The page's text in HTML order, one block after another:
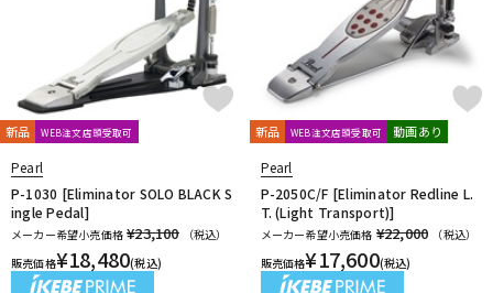
新品 WEB注文店頭受取可
Pearl
P-1030 [Eliminator SOLO BLACK S
ingle Pedal]
メーカー希望小売価格 ¥23,100
（税込）
販売価格¥18,480(税込)
新品 WEB注文店頭受取可 動画あり
Pearl
P-2050C/F [Eliminator Redline L.
T. (Light Transport)]
メーカー希望小売価格 ¥22,000
（税込）
販売価格¥17,600(税込)